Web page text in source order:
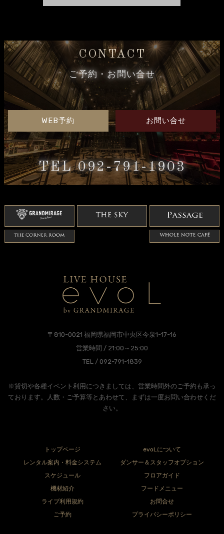
CONTACT
ご予約・お問い合せ
WEB予約 お問い合せ
TEL 092-791-1903
〒810-0021 福岡県福岡市中央区今泉1-17-16
営業時間 / 21:00～25:00
TEL / 092-791-1839
※貸切や各種イベント利用につきましては、営業時間外のご予約も承っ
ております。人数・ご予算等とあわせて、まずは一度お問い合わせくだ
さい。
トップページ
evoLについて
レンタル案内・料金システム
ダンサー＆スタッフオプション
スケジュール
フロアガイド
機材紹介
フードメニュー
ライブ利用規約
お問合せ
ご予約
プライバシーポリシー